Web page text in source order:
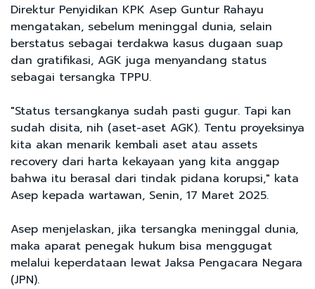
Direktur Penyidikan KPK Asep Guntur Rahayu
mengatakan, sebelum meninggal dunia, selain
berstatus sebagai terdakwa kasus dugaan suap
dan gratifikasi, AGK juga menyandang status
sebagai tersangka TPPU.
"Status tersangkanya sudah pasti gugur. Tapi kan
sudah disita, nih (aset-aset AGK). Tentu proyeksinya
kita akan menarik kembali aset atau assets
recovery dari harta kekayaan yang kita anggap
bahwa itu berasal dari tindak pidana korupsi," kata
Asep kepada wartawan, Senin, 17 Maret 2025.
Asep menjelaskan, jika tersangka meninggal dunia,
maka aparat penegak hukum bisa menggugat
melalui keperdataan lewat Jaksa Pengacara Negara
(JPN).